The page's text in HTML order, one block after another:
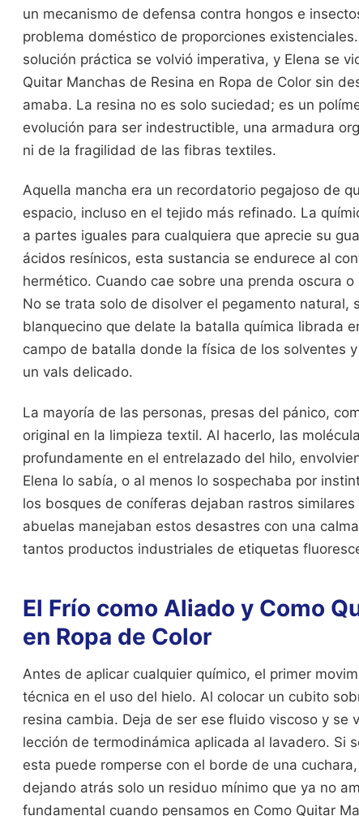
un mecanismo de defensa contra hongos e
problema doméstico de proporciones
solución práctica se volvió imperativa, y Elena se
Quitar Manchas de Resina en Ropa de Color sin
amaba. La resina no es solo suciedad; es un
evolución para ser indestructible, una armadura
ni de la fragilidad de las fibras textiles.
Aquella mancha era un recordatorio pegajoso de
espacio, incluso en el tejido más refinado. La
a partes iguales para cualquiera que aprecie su
ácidos resínicos, esta sustancia se endurece al
hermético. Cuando cae sobre una prenda oscura
No se trata solo de disolver el pegamento natural,
blanquecino que delate la batalla química librada
campo de batalla donde la física de los solventes
un vals delicado.
La mayoría de las personas, presas del pánico,
original en la limpieza textil. Al hacerlo, las
profundamente en el entrelazado del hilo,
Elena lo sabía, o al menos lo sospechaba por
los bosques de coníferas dejaban rastros
abuelas manejaban estos desastres con una
tantos productos industriales de etiquetas
El Frío como Aliado y Como
en Ropa de Color
Antes de aplicar cualquier químico, el primer
técnica en el uso del hielo. Al colocar un cubito
resina cambia. Deja de ser ese fluido viscoso y se
lección de termodinámica aplicada al lavadero. Si
esta puede romperse con el borde de una
dejando atrás solo un residuo mínimo que ya no
fundamental cuando pensamos en Como Quitar